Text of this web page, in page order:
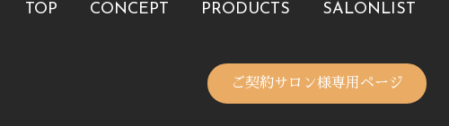
TOP CONCEPT PRODUCTS SALONLIST
ご契約サロン様専用ページ